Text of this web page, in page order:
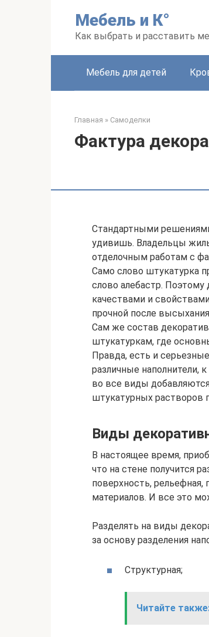
Мебель и К°
Как выбрать и расставить
Мебель для детей
Главная » Самоделки
Фактура
Стандартными
удивишь. Владельцы
отделочным работам с
Само слово штукатурка
слово алебастр.
качествами и
прочной после
Сам же состав
штукатуркам, где
Правда, есть и
различные наполнители,
во все виды
штукатурных растворов
Виды
В настоящее время,
что на стене получится
поверхность,
материалов. И все это
Разделять на виды
за основу разделения
Структурная;
Читайте